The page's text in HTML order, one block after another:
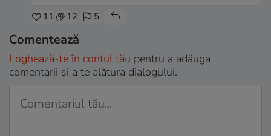
11 12 5
Comentează
Loghează-te în contul tău pentru a adăuga
comentarii și a te alătura dialogului.